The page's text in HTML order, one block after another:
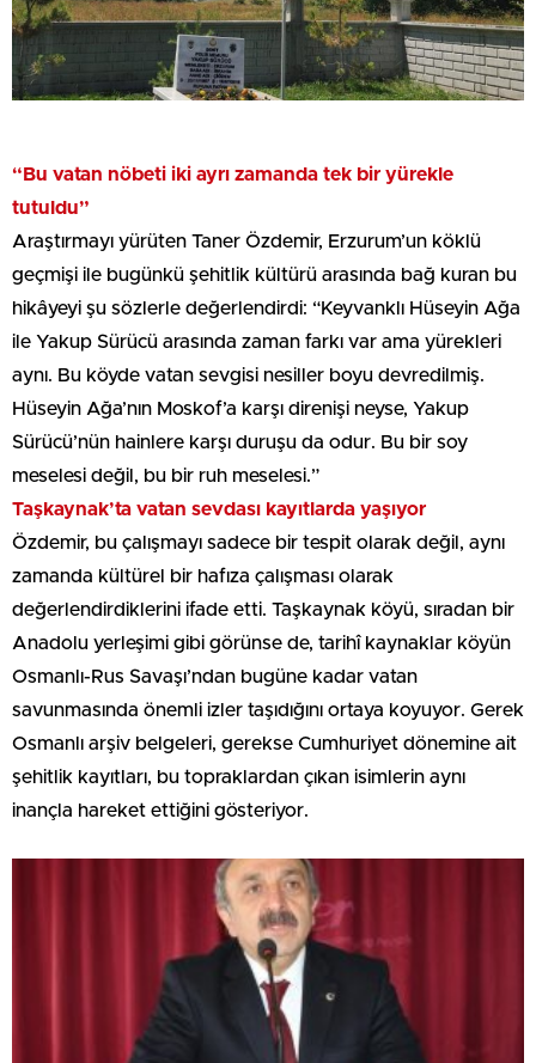
“Bu vatan nöbeti iki ayrı zamanda tek bir yürekle
tutuldu”
Araştırmayı yürüten Taner Özdemir, Erzurum’un köklü
geçmişi ile bugünkü şehitlik kültürü arasında bağ kuran bu
hikâyeyi şu sözlerle değerlendirdi: “Keyvanklı Hüseyin Ağa
ile Yakup Sürücü arasında zaman farkı var ama yürekleri
aynı. Bu köyde vatan sevgisi nesiller boyu devredilmiş.
Hüseyin Ağa’nın Moskof’a karşı direnişi neyse, Yakup
Sürücü’nün hainlere karşı duruşu da odur. Bu bir soy
meselesi değil, bu bir ruh meselesi.”
Taşkaynak’ta vatan sevdası kayıtlarda yaşıyor
Özdemir, bu çalışmayı sadece bir tespit olarak değil, aynı
zamanda kültürel bir hafıza çalışması olarak
değerlendirdiklerini ifade etti. Taşkaynak köyü, sıradan bir
Anadolu yerleşimi gibi görünse de, tarihî kaynaklar köyün
Osmanlı-Rus Savaşı’ndan bugüne kadar vatan
savunmasında önemli izler taşıdığını ortaya koyuyor. Gerek
Osmanlı arşiv belgeleri, gerekse Cumhuriyet dönemine ait
şehitlik kayıtları, bu topraklardan çıkan isimlerin aynı
inançla hareket ettiğini gösteriyor.